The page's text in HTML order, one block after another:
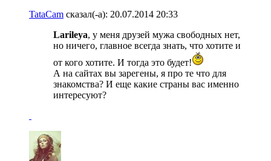
TataCam сказал(-а): 20.07.2014 20:33
Larileya, у меня друзей мужа свободных нет,
но ничего, главное всегда знать, что хотите и
от кого хотите. И тогда это будет!
А на сайтах вы зарегены, я про те что для
знакомства? И еще какие страны вас именно
интересуют?